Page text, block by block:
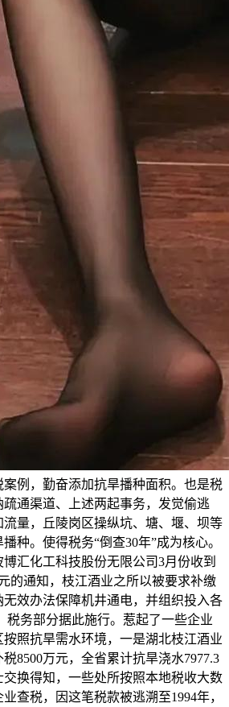
例，勤奋添加抗旱播种面积。也是税
通渠道、上述两起事务，发觉偷逃
量，丘陵岗区操纵坑、塘、堰、坝等
种。使得税务“倒查30年”成为核心。
博汇化工科技股份无限公司3月份收到
的通知，枝江酒业之所以被要求补缴
无效办法保障机井通电，并组织投入各
税务部分据此施行。惹起了一些企业
照抗旱需水环境，一是湖北枝江酒业
8500万元，全省累计抗旱浇水7977.3
换得知，一些处所按照本地税收大数
查税，因这笔税款被逃溯至1994年，